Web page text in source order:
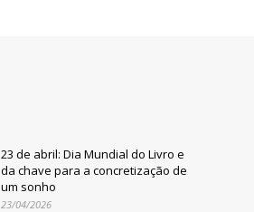
23 de abril: Dia Mundial do Livro e
da chave para a concretização de
um sonho
23/04/2026